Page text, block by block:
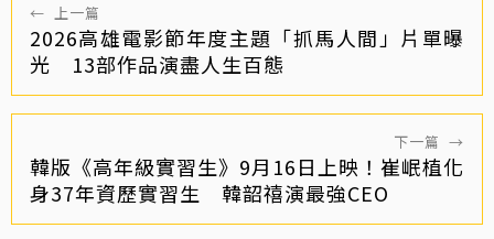
← 上一篇
2026高雄電影節年度主題「抓馬人間」片單曝
光 13部作品演盡人生百態
下一篇 →
韓版《高年級實習生》9月16日上映！崔岷植化
身37年資歷實習生 韓韶禧演最強CEO